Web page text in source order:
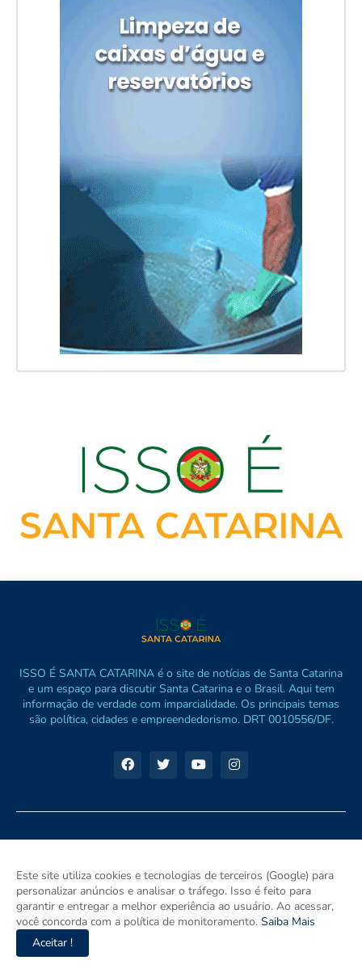
ISSO É SANTA CATARINA é o site de notícias de Santa Catarina
e um espaço para discutir Santa Catarina e o Brasil. Aqui tem
informação de verdade com imparcialidade. Os principais temas
são política, cidades e empreendedorismo. DRT 0010556/DF.
Este site utiliza cookies e tecnologias de terceiros (Google) para
personalizar anúncios e analisar o tráfego. Isso é feito para
garantir e entregar a melhor experiência ao usuário. Ao acessar,
você concorda com a política de monitoramento. Saiba Mais
Aceitar !